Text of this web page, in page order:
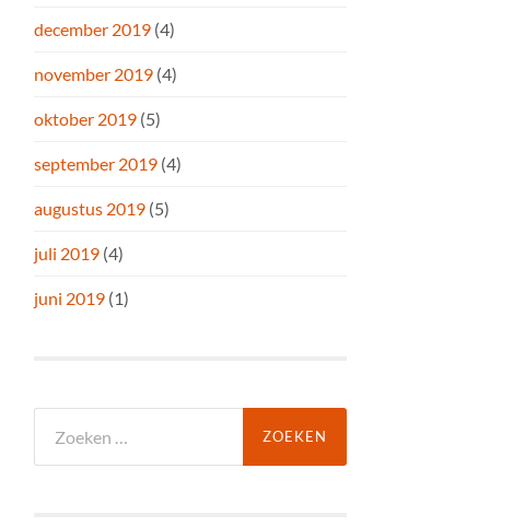
december 2019 (4)
november 2019 (4)
oktober 2019 (5)
september 2019 (4)
augustus 2019 (5)
juli 2019 (4)
juni 2019 (1)
naar: